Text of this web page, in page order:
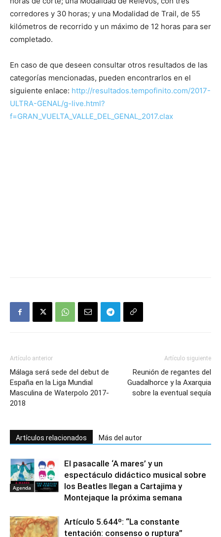
corredores y 30 horas; y una Modalidad de Trail, de 55
kilómetros de recorrido y un máximo de 12 horas para ser
completado.
En caso de que deseen consultar otros resultados de las
categorías mencionadas, pueden encontrarlos en el
siguiente enlace: http://resultados.tempofinito.com/2017-
ULTRA-GENAL/g-live.html?
f=GRAN_VUELTA_VALLE_DEL_GENAL_2017.clax
Artículo anterior
Málaga será sede del debut de
España en la Liga Mundial
Masculina de Waterpolo 2017-
2018
Artículo siguiente
Reunión de regantes del
Guadalhorce y la Axarquia
sobre la eventual sequía
Artículos relacionados Más del autor
Agenda
El pasacalle ‘A mares’ y un
espectáculo didáctico musical sobre
los Beatles llegan a Cartajima y
Montejaque la próxima semana
Artículo 5.644º: “La constante
tentación: consenso o ruptura”